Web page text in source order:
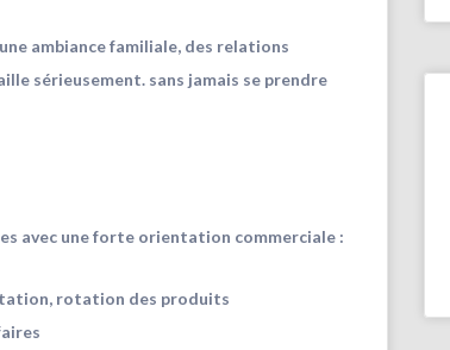
ambiance familiale, des relations
sérieusement. sans jamais se prendre
avec une forte orientation commerciale :
rotation des produits